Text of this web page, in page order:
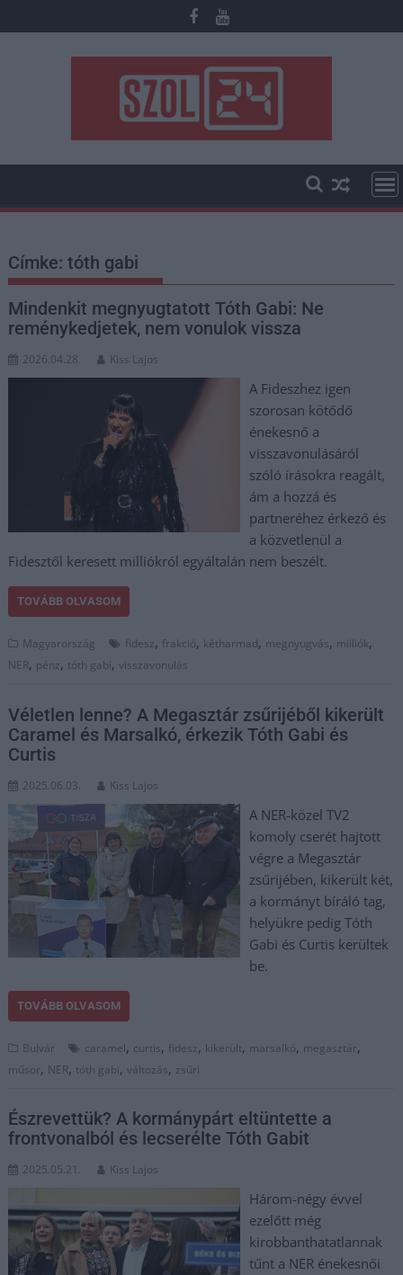
to
Címke:tóth gabi
Mindenkit megnyugtatott Tóth Gabi: Ne
reménykedjetek, nem vonulok vissza
2026.04.28. Kiss Lajos
A Fideszhez igen
szorosan kötődő
énekesnő a
visszavonulásáról
szóló írásokra reagált,
ám a hozzá és
partneréhez érkező és
a közvetlenül a
Fidesztől keresett milliókról egyáltalán nem beszélt.
TOVÁBB OLVASOM
Magyarország fidesz, frakció, kétharmad, megnyugvás, milliók,
NER, pénz, tóth gabi,visszavonulás
Véletlen lenne? A Megasztár zsűrijéből kikerült
Caramel és Marsalkó, érkezik Tóth Gabi és
Curtis
2025.06.03. Kiss Lajos
A NER-közel TV2
komoly cserét hajtott
végre a Megasztár
zsűrijében, kikerült két,
a kormányt bíráló tag,
helyükre pedig Tóth
Gabi és Curtis kerültek
be.
TOVÁBB OLVASOM
Bulvár caramel, curtis, fidesz, kikerült, marsalkó, megasztár,
műsor, NER, tóth gabi,változás, zsűri
Észrevettük? A kormánypárt eltüntette a
frontvonalból és lecserélte Tóth Gabit
2025.05.21. Kiss Lajos
Három-négy évvel
ezelőtt még
kirobbanthatatlannak
tűnt a NER énekesnői